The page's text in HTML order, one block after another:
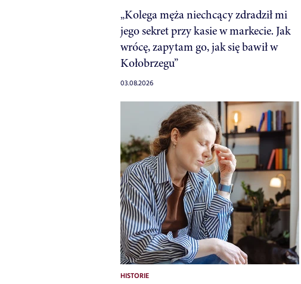
„Kolega męża niechcący zdradził mi
jego sekret przy kasie w markecie. Jak
wrócę, zapytam go, jak się bawił w
Kołobrzegu”
03.08.2026
HISTORIE